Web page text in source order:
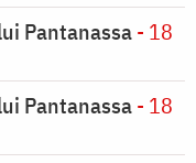
Pantanassa- 18
Pantanassa- 18